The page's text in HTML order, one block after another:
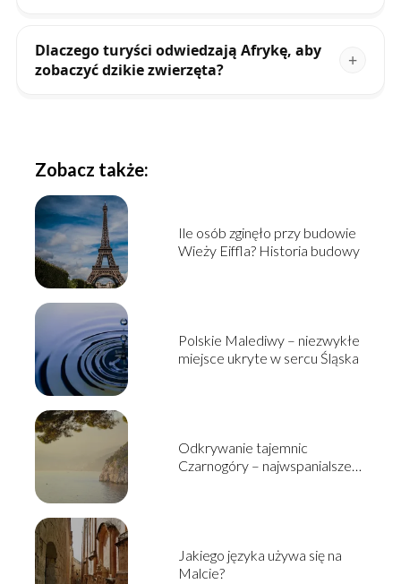
Dlaczego turyści odwiedzają Afrykę, aby
zobaczyć dzikie zwierzęta?
Zobacz także:
Ile osób zginęło przy budowie
Wieży Eiffla? Historia budowy
Polskie Malediwy – niezwykłe
miejsce ukryte w sercu Śląska
Odkrywanie tajemnic
Czarnogóry – najwspanialsze
Jakiego języka używa się na
Malcie?